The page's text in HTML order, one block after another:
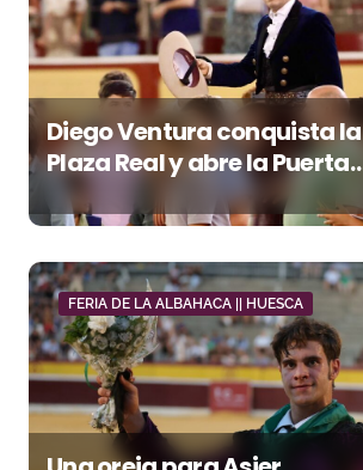
Diego Ventura conquista la
Plaza Real y abre la Puerta
Grande en El Puerto
FERIA DE LA ALBAHACA || HUESCA